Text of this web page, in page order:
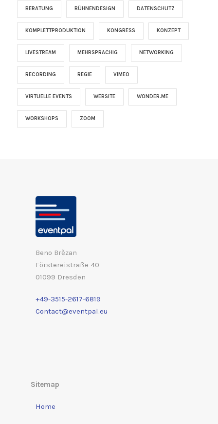
BERATUNG BÜHNENDESIGN DATENSCHUTZ
KOMPLETTPRODUKTION KONGRESS KONZEPT
LIVESTREAM MEHRSPRACHIG NETWORKING
RECORDING REGIE VIMEO
VIRTUELLE EVENTS WEBSITE WONDER.ME
WORKSHOPS ZOOM
Beno Brězan
Förstereistraße 40
01099 Dresden
+49-3515-2617-6819
Contact@eventpal.eu
Sitemap
Home